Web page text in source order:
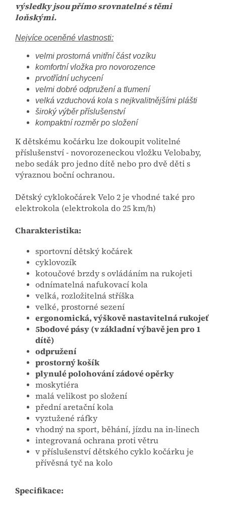
výsledky jsou přímo srovnatelné s těmi
loňskými.
Nejvíce oceněné vlastnosti:
velmi prostorná vnitřní část vozíku
komfortní vložka pro novorozence
prvotřídní uchycení
velmi dobré odpružení a tlumení
velká vzduchová kola s nejkvalitnějšími plášti
široký výběr příslušenství
kompaktní rozměr po složení
K dětskému kočárku lze dokoupit volitelné
příslušenství - novorozeneckou vložku Velobaby,
nebo sedák pro jedno dítě nebo pro dvě děti s
výraznou boční ochranou.
Dětský cyklokočárek Velo 2 je vhodné také pro
elektrokola (elektrokola do 25 km/h)
Charakteristika:
sportovní dětský kočárek
cyklovozík
kotoučové brzdy s ovládáním na rukojeti
odnímatelná nafukovací kola
velká, rozložitelná stříška
velké, prostorné sezení
ergonomická, výškově nastavitelná rukojeť
5bodové pásy (v základní výbavě jen pro 1
dítě)
odpružení
prostorný košík
plynulé polohování zádové opěrky
moskytiéra
malá velikost po složení
přední aretační kola
vyztužené ráfky
vhodný na sport, běhání, jízdu na in-linech
integrovaná ochrana proti větru
v příslušenství dětského cyklo kočárku je
přívěsná tyč na kolo
Specifikace: